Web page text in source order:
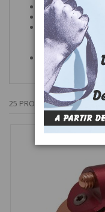
Para clarinete Bb
Tornillo: Plateado
La MKIII es una
acompaña en
claridad y
Boquillero
25 PRODUCTOS MÁS EN